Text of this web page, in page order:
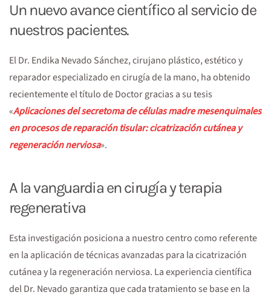
Dr.
Nevado
el
de
Doctor
Medicina
Regenerativa
Un nuevo avance científico al servicio de
nuestros pacientes.
El Dr. Endika Nevado Sánchez, cirujano plástico, estético y
reparador especializado en cirugía de la mano, ha obtenido
recientemente el título de Doctor gracias a su tesis
«Aplicaciones del secretoma de células madre mesenquimales
en procesos de reparación tisular: cicatrización cutánea y
regeneración nerviosa».
A la vanguardia en cirugía y terapia
regenerativa
Esta investigación posiciona a nuestro centro como referente
en la aplicación de técnicas avanzadas para la cicatrización
cutánea y la regeneración nerviosa. La experiencia científica
del Dr. Nevado garantiza que cada tratamiento se base en la